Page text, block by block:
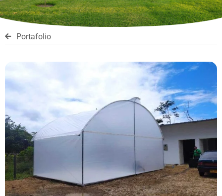
Portafolio